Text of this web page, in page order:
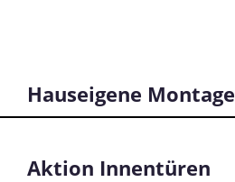
Hauseigene Montage
Aktion Innentüren